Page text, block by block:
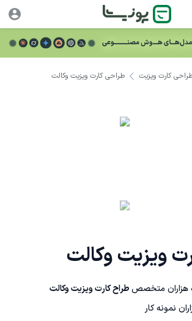
ویزیت وکالت
هزاران متخصصطراح کارت ویزیت وکالت
نمونه کار
کارت ویزیت طراحی کارت ویزیت وکالت